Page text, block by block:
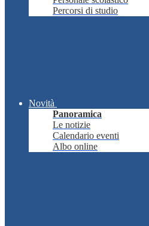
Percorsi di studio
Novità
Panoramica
Le notizie
Calendario eventi
Albo online